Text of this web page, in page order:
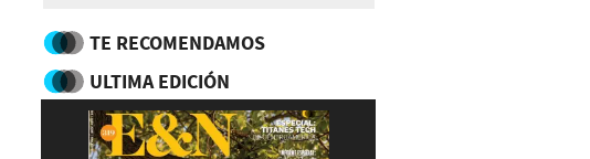
TE RECOMENDAMOS
ULTIMA EDICIÓN